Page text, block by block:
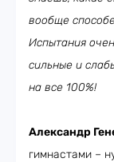
вообще
Испытания
сильные и
на все 100%!
Александр
гимнастами –